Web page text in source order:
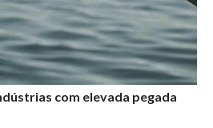
com elevada pegada